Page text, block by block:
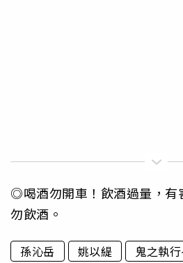
◎喝酒勿開車！飲酒過量，有
勿飲酒。
孫沁岳 姚以緹 鬼之執